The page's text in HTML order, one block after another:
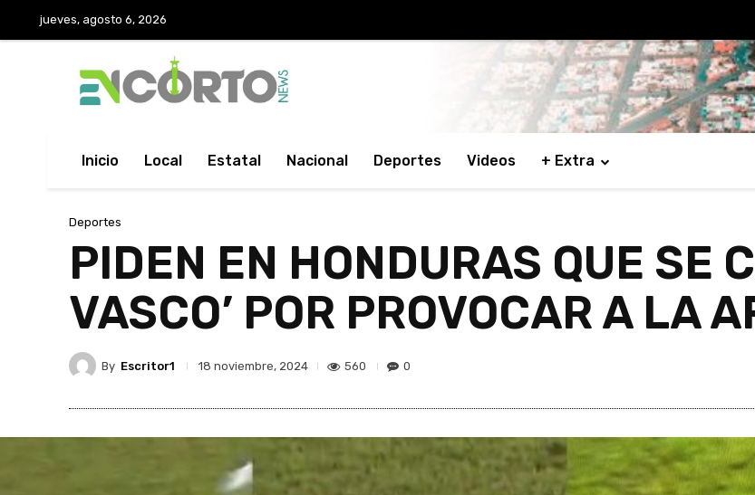
jueves, agosto 6, 2026
Inicio Local Estatal Nacional Deportes Videos + Extra
Deportes
PIDEN EN HONDURAS QUE SE
VASCO’ POR PROVOCAR A LA
By Escritor1 18 noviembre, 2024 560 0